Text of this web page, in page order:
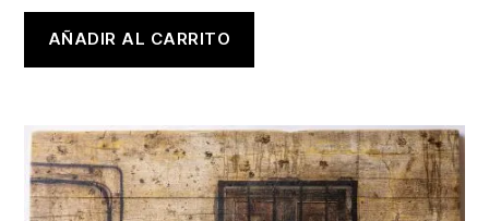
AÑADIR AL CARRITO